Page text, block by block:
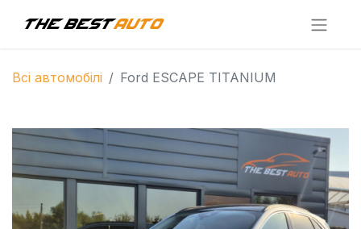
Всі автомобілі Ford ESCAPE TITANIUM